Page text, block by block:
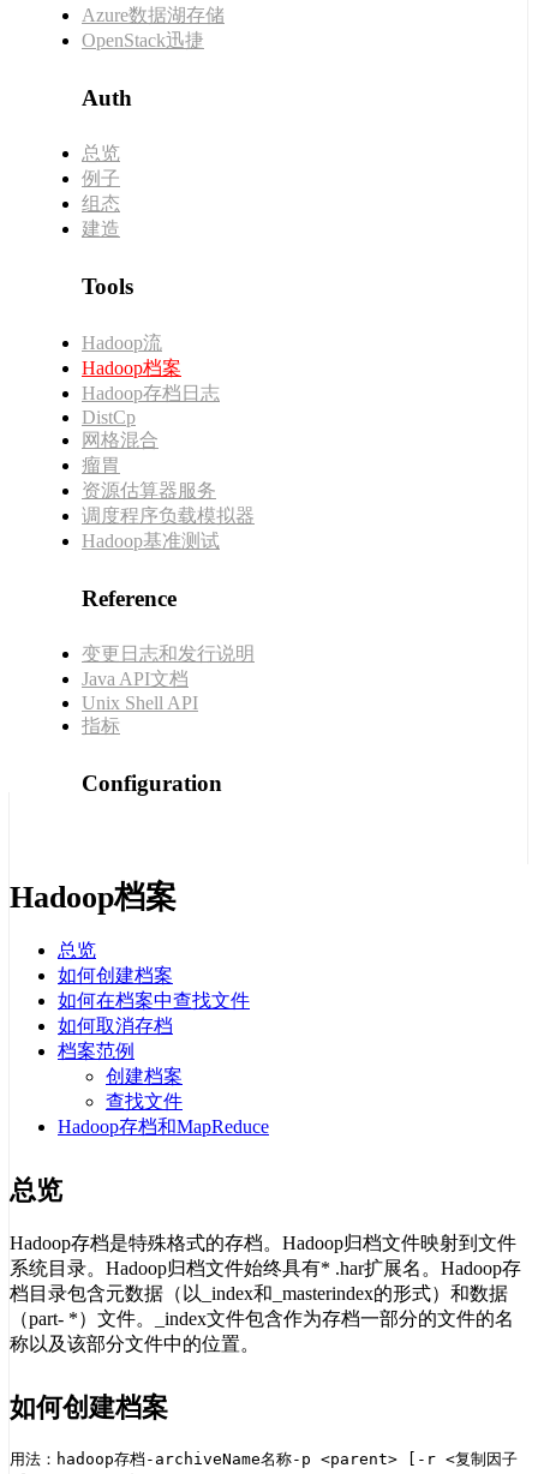
Azure数据湖存储
OpenStack迅捷
Auth
总览
例子
组态
建造
Tools
Hadoop流
Hadoop档案
Hadoop存档日志
DistCp
网格混合
瘤胃
资源估算器服务
调度程序负载模拟器
Hadoop基准测试
Reference
变更日志和发行说明
Java API文档
Unix Shell API
指标
Configuration
Hadoop档案
总览
如何创建档案
如何在档案中查找文件
如何取消存档
档案范例
创建档案
查找文件
Hadoop存档和MapReduce
总览
Hadoop存档是特殊格式的存档。Hadoop归档文件映射到文件
系统目录。Hadoop归档文件始终具有* .har扩展名。Hadoop存
档目录包含元数据（以_index和_masterindex的形式）和数据
（part- *）文件。_index文件包含作为存档一部分的文件的名
称以及该部分文件中的位置。
如何创建档案
用法：hadoop存档-archiveName名称-p <parent> [-r <复制因子